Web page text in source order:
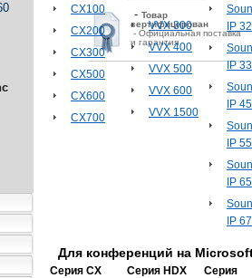
- Товар
сертифицирован
- Официальная поставка
и гарантия
CX100
CX200
CX300
CX500
CX600
CX700
VVX 300
VVX 400
VVX 500
VVX 600
VVX 1500
IP
IP
IP
IP
IP
IP
Для конференций на
Серия CX Серия HDX
Серия